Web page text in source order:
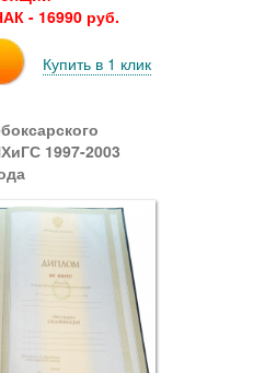
- 16990 руб.
Купить в 1 клик
1997-2003